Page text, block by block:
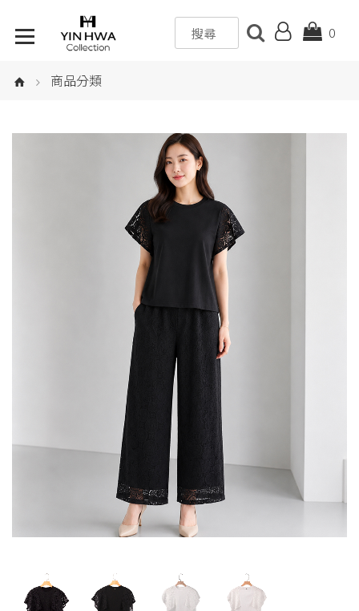
0
商品分類